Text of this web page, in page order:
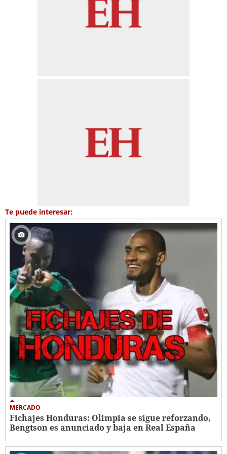
Te puede interesar:
MERCADO
Fichajes Honduras: Olimpia se sigue reforzando,
Bengtson es anunciado y baja en Real España